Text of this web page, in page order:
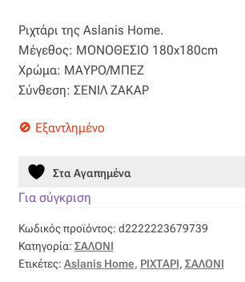
Βελούδο
Βελουτέ
Βουάλ
Γάζα
Δαντέλα
was:
50,00 €.
τιμή
είναι:
25,00 €.
Ριχτάρι της Aslanis Home.
Μέγεθος: ΜΟΝΟΘΕΣΙΟ 180x180cm
Χρώμα: ΜΑΥΡΟ/ΜΠΕΖ
Σύνθεση: ΣΕΝΙΛ ΖΑΚΑΡ
Εξαντλημένο
Στα Αγαπημένα
Για σύγκριση
Κωδικός προϊόντος: d2222223679739
Κατηγορία: ΣΑΛΟΝΙ
Ετικέτες: Aslanis Home, ΡΙΧΤΑΡΙ, ΣΑΛΟΝΙ